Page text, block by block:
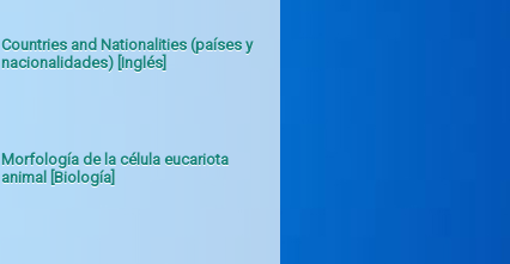
Countries and Nationalities (países y
nacionalidades) [Inglés]
Morfología de la célula eucariota
animal [Biología]